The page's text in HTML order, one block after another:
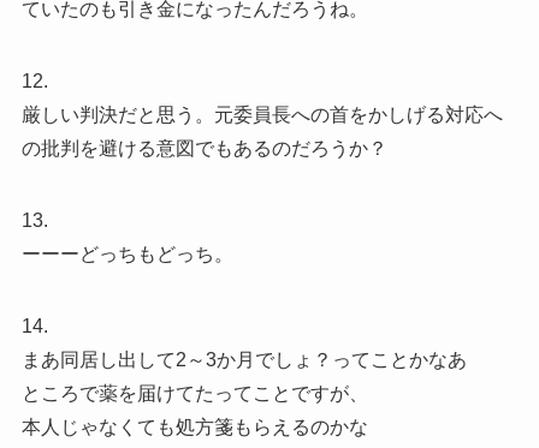
ていたのも引き金になったんだろうね。
12.
厳しい判決だと思う。元委員長への首をかしげる対応へ
の批判を避ける意図でもあるのだろうか？
13.
ーーーどっちもどっち。
14.
まあ同居し出して2～3か月でしょ？ってことかなあ
ところで薬を届けてたってことですが、
本人じゃなくても処方箋もらえるのかな